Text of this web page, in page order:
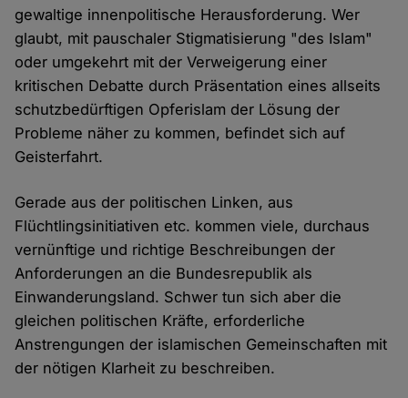
gewaltige innenpolitische Herausforderung. Wer
glaubt, mit pauschaler Stigmatisierung "des Islam"
oder umgekehrt mit der Verweigerung einer
kritischen Debatte durch Präsentation eines allseits
schutzbedürftigen Opferislam der Lösung der
Probleme näher zu kommen, befindet sich auf
Geisterfahrt.
Gerade aus der politischen Linken, aus
Flüchtlingsinitiativen etc. kommen viele, durchaus
vernünftige und richtige Beschreibungen der
Anforderungen an die Bundesrepublik als
Einwanderungsland. Schwer tun sich aber die
gleichen politischen Kräfte, erforderliche
Anstrengungen der islamischen Gemeinschaften mit
der nötigen Klarheit zu beschreiben.